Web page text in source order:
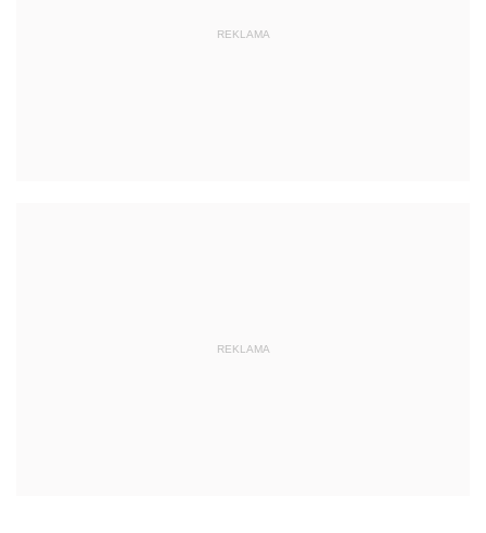
REKLAMA
REKLAMA